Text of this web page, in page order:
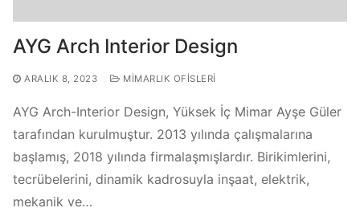
AYG Arch Interior Design
ARALIK 8, 2023 MIMARLIK OFISLERI
AYG Arch-Interior Design, Yüksek İç Mimar Ayşe Güler
tarafından kurulmuştur. 2013 yılında çalışmalarına
başlamış, 2018 yılında firmalaşmışlardır. Birikimlerini,
tecrübelerini, dinamik kadrosuyla inşaat, elektrik,
mekanik ve…